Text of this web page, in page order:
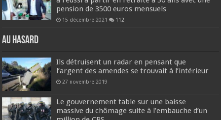
pension de 3500 euros mensuels
15 décembre 2021 112
Au hasard
Ils détruisent un radar en pensant que
l’argent des amendes se trouvait à l’intérieur
27 novembre 2019
Le gouvernement table sur une baisse
massive du chômage suite à l’embauche d’un